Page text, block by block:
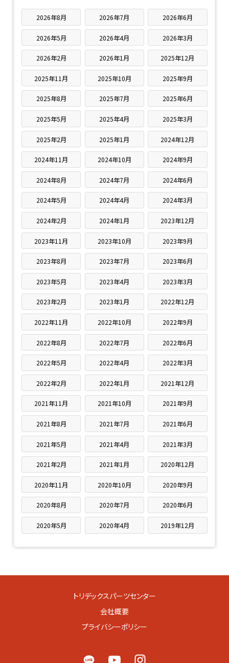
2026年8月 2026年7月 2026年6月
2026年5月 2026年4月 2026年3月
2026年2月 2026年1月 2025年12月
2025年11月 2025年10月 2025年9月
2025年8月 2025年7月 2025年6月
2025年5月 2025年4月 2025年3月
2025年2月 2025年1月 2024年12月
2024年11月 2024年10月 2024年9月
2024年8月 2024年7月 2024年6月
2024年5月 2024年4月 2024年3月
2024年2月 2024年1月 2023年12月
2023年11月 2023年10月 2023年9月
2023年8月 2023年7月 2023年6月
2023年5月 2023年4月 2023年3月
2023年2月 2023年1月 2022年12月
2022年11月 2022年10月 2022年9月
2022年8月 2022年7月 2022年6月
2022年5月 2022年4月 2022年3月
2022年2月 2022年1月 2021年12月
2021年11月 2021年10月 2021年9月
2021年8月 2021年7月 2021年6月
2021年5月 2021年4月 2021年3月
2021年2月 2021年1月 2020年12月
2020年11月 2020年10月 2020年9月
2020年8月 2020年7月 2020年6月
2020年5月 2020年4月 2019年12月
トリデックスパーツセンター
会社概要
プライバシーポリシー